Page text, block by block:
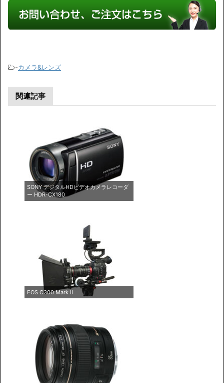
-カメラ&レンズ
関連記事
SONY デジタルHDビデオカメラレコーダ
ー HDR-CX180
EOS C300 Mark II